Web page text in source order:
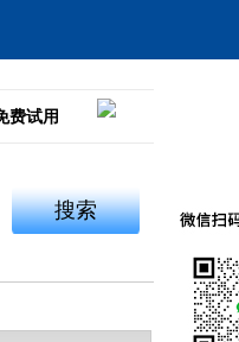
费试用
搜索